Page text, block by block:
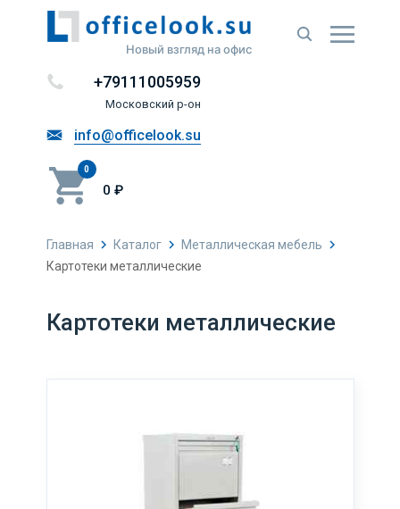
Новый взгляд на офис
+79111005959
Московский р-он
info@officelook.su
0
0 ₽
Главная Каталог
Металлическая мебель
Картотеки металлические
Картотеки металлические